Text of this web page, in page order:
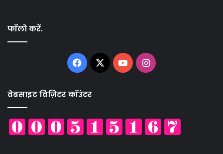
फॉलो करें.
Facebook
X YouTubeInstagram
वेबसाइट विज़िटर कॉउंटर